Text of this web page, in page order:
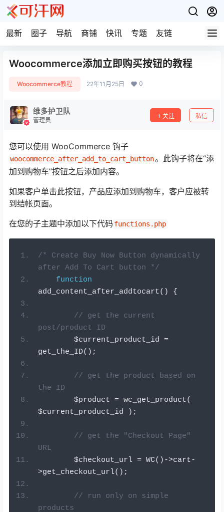
最新 圈子 导航 商铺 快讯 专题 友链
Woocommerce添加立即购买按钮的教程
Woocommerce教程 22年11月25日 0
维多护卫队
管理员
关注 私信
您可以使用 WooCommerce 钩子
woocommerce_after_add_to_cart_button。此钩子将在“添
加到购物车”按钮之后添加内容。
如果客户单击此按钮，产品应添加到购物车，客户应被转
到结帐页面。
在您的子主题中添加以下代码 functions.php
/* Create Buy Now Button dynamically
after Add To Cart button */
function
add_content_after_addtocart() {
// get the current
post/product ID
        $current_product_id
=
get_the_ID();
// get the product based on
the ID
        $product
= wc_get_product(
$current_product_id
);
// get the "Checkout Page"
URL
        $checkout_url
= WC()->cart-
>get_checkout_url();
// run only on simple
products